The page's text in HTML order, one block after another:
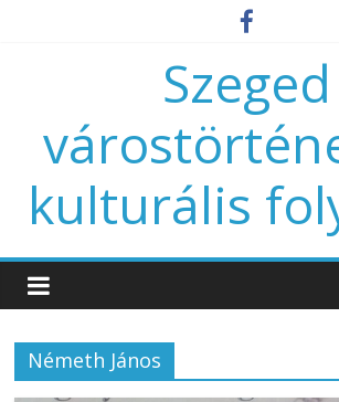
Szeged
kulturális
Németh János